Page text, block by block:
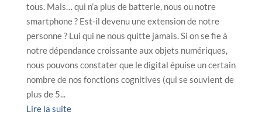
tous. Mais… qui n’a plus de batterie, nous ou notre
smartphone ? Est-il devenu une extension de notre
personne ? Lui qui ne nous quitte jamais. Si on se fie à
notre dépendance croissante aux objets numériques,
nous pouvons constater que le digital épuise un certain
nombre de nos fonctions cognitives (qui se souvient de
plus de 5...
Lire la suite